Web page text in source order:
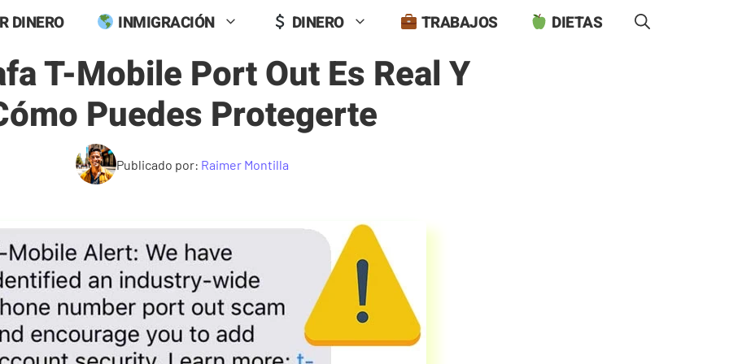
DINERO INMIGRACIÓN DINERO TRABAJOS DIETAS
T-Mobile Port Out Es Real Y
Puedes Protegerte
Publicado por: Raimer Montilla